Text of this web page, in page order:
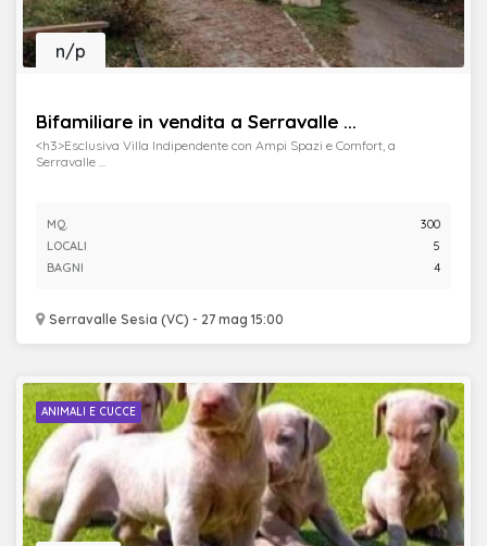
Bifamiliare in vendita a Serravalle ...
Serravalle Sesia (VC) - 27 mag 15:00
n/p
<h3>Esclusiva Villa Indipendente con Ampi Spazi e Comfort, a
Serravalle ...
MQ.
300
LOCALI
5
BAGNI
4
ANIMALI E CUCCE